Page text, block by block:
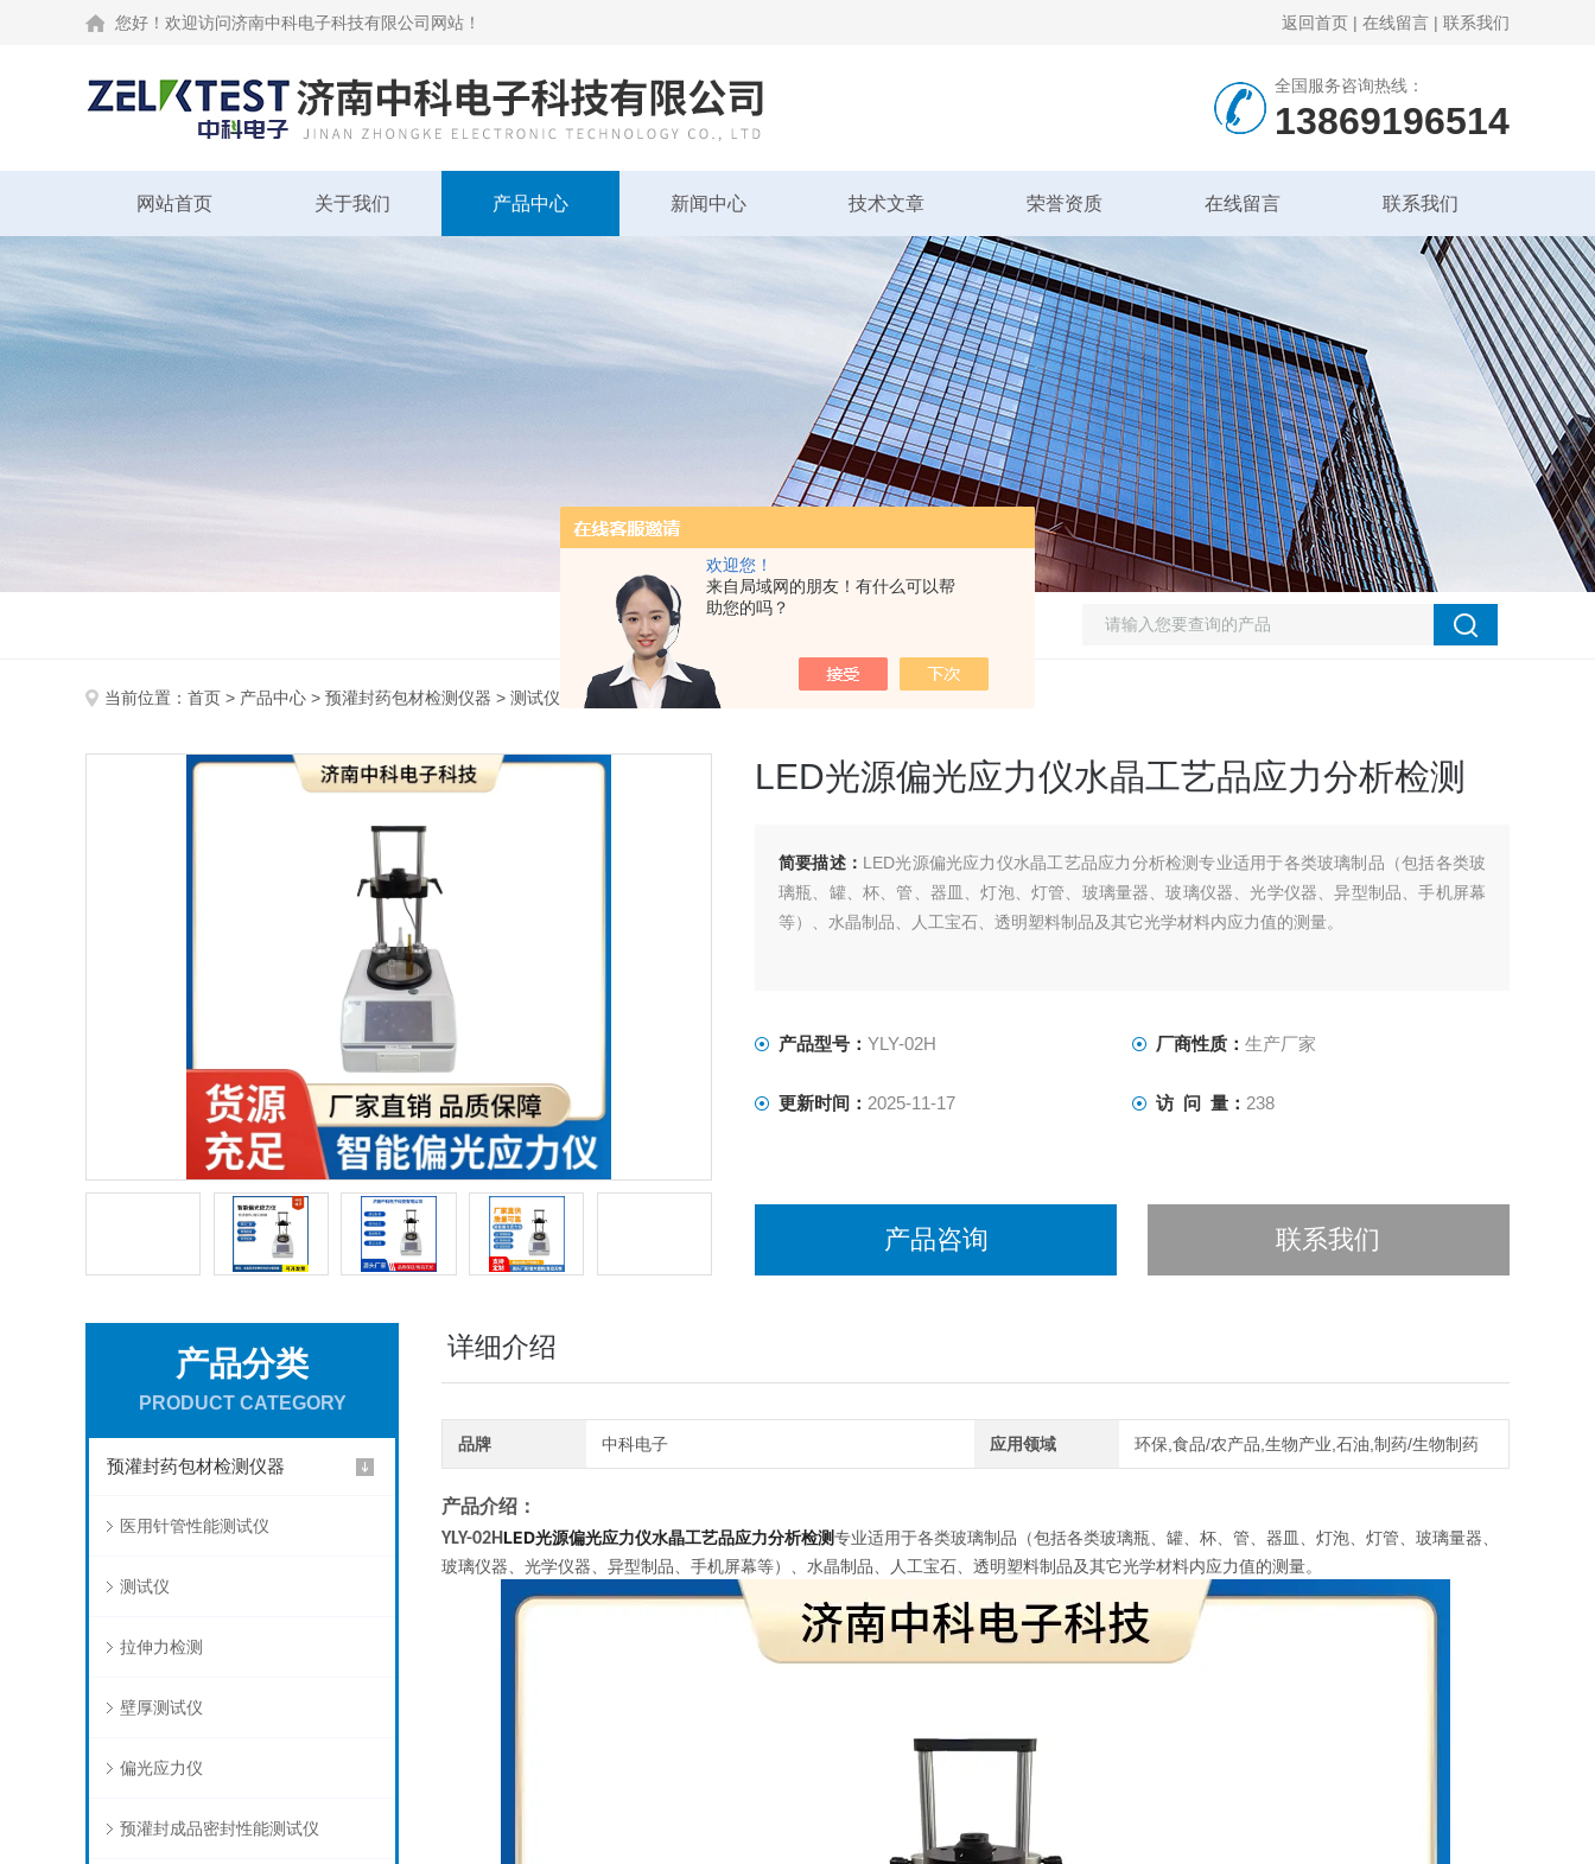
欢迎您！
来自局域网的朋友！有什么可以帮
助您的吗？
您好！欢迎访问济南中科电子科技有限公司网站！ 返回首页 | 在线留言 | 联系我们
全国服务咨询热线：
13869196514
网站首页 关于我们 产品中心 新闻中心 技术文章 荣誉资质 在线留言 联系我们
当前位置： 首页 > 产品中心 > 预灌封药包材检测仪器 > 测试仪 > YLY-02HLED光源偏光应力仪水晶工艺品应力分析检测
LED光源偏光应力仪水晶工艺品应力分析检测
简要描述： LED光源偏光应力仪水晶工艺品应力分析检测专业适用于各类玻璃制品（包括各类玻
璃瓶、罐、杯、管、器皿、灯泡、灯管、玻璃量器、玻璃仪器、光学仪器、异型制品、手机屏幕
等）、水晶制品、人工宝石、透明塑料制品及其它光学材料内应力值的测量。
产品型号： YLY-02H 厂商性质： 生产厂家
更新时间： 2025-11-17 访 问 量： 238
产品咨询 联系我们
产品分类
PRODUCT CATEGORY
预灌封药包材检测仪器
医用针管性能测试仪
测试仪
拉伸力检测
壁厚测试仪
偏光应力仪
预灌封成品密封性能测试仪
详细介绍
品牌 中科电子 应用领域 环保,食品/农产品,生物产业,石油,制药/生物制药
产品介绍：
YLY-02HLED光源偏光应力仪水晶工艺品应力分析检测专业适用于各类玻璃制品（包括各类玻璃瓶、罐、杯、管、器皿、灯泡、灯管、玻璃量器、
玻璃仪器、光学仪器、异型制品、手机屏幕等）、水晶制品、人工宝石、透明塑料制品及其它光学材料内应力值的测量。